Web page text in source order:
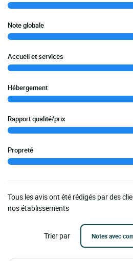
Note globale
Accueil et services
Hébergement
Rapport qualité/prix
Propreté
Tous les avis ont été rédigés par des
nos établissements
Trier par